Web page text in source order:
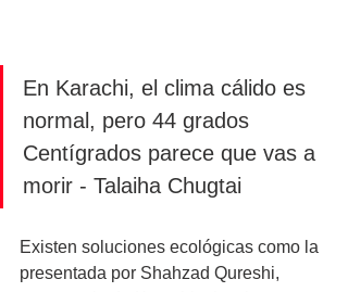
En Karachi, el clima cálido es
normal, pero 44 grados
Centígrados parece que vas a
morir - Talaiha Chugtai
Existen soluciones ecológicas como la
presentada por Shahzad Qureshi,